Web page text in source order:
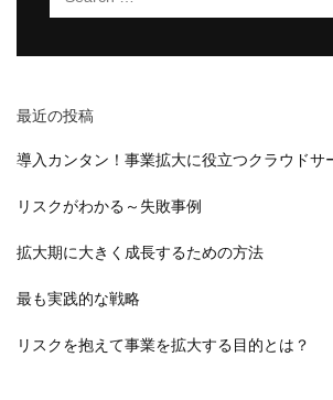
for:
最近の投稿
導入カンタン！事業拡大に役立つクラウドサ
リスクがわかる～失敗事例
拡大期に大きく成長するための方法
最も実践的な戦略
リスクを抱えて事業を拡大する目的とは？